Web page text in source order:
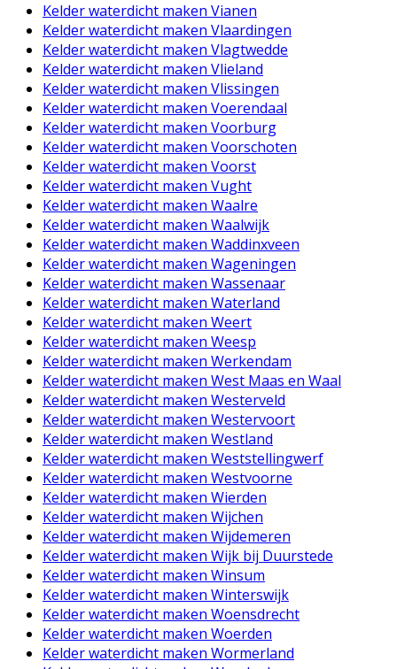
Kelder waterdicht maken Vianen
Kelder waterdicht maken Vlaardingen
Kelder waterdicht maken Vlagtwedde
Kelder waterdicht maken Vlieland
Kelder waterdicht maken Vlissingen
Kelder waterdicht maken Voerendaal
Kelder waterdicht maken Voorburg
Kelder waterdicht maken Voorschoten
Kelder waterdicht maken Voorst
Kelder waterdicht maken Vught
Kelder waterdicht maken Waalre
Kelder waterdicht maken Waalwijk
Kelder waterdicht maken Waddinxveen
Kelder waterdicht maken Wageningen
Kelder waterdicht maken Wassenaar
Kelder waterdicht maken Waterland
Kelder waterdicht maken Weert
Kelder waterdicht maken Weesp
Kelder waterdicht maken Werkendam
Kelder waterdicht maken West Maas en Waal
Kelder waterdicht maken Westerveld
Kelder waterdicht maken Westervoort
Kelder waterdicht maken Westland
Kelder waterdicht maken Weststellingwerf
Kelder waterdicht maken Westvoorne
Kelder waterdicht maken Wierden
Kelder waterdicht maken Wijchen
Kelder waterdicht maken Wijdemeren
Kelder waterdicht maken Wijk bij Duurstede
Kelder waterdicht maken Winsum
Kelder waterdicht maken Winterswijk
Kelder waterdicht maken Woensdrecht
Kelder waterdicht maken Woerden
Kelder waterdicht maken Wormerland